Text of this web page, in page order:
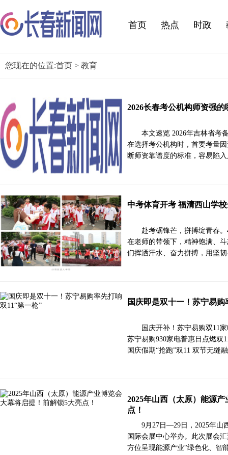
首页 热点 时政
您现在的位置:首页 > 教育
2026长春考公机构师资强
本文速览 2026年吉林省考
在选择考公机构时，首要考量
断师资靠谱度的标准，容易陷
中考体育开考 福清西山学
赴考砺锋芒，拼搏绽青春
在老师的带领下，精神饱满、
们挥洒汗水、奋力拼搏，用坚
国庆即是双十一！苏宁易购
国庆开补！苏宁易购双11
苏宁易购930家电普惠日点燃双
国庆假期“抢跑”双11 双节无
2025年山西（太原）能源
点！
9月27日—29日，2025年山
国际会展中心举办。此次展会
方位呈现能源产业“绿色化、